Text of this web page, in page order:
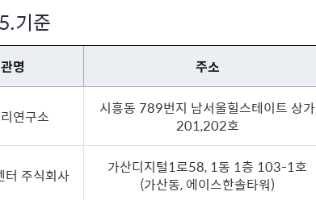
기준
명 주소
연구소
시흥동 789번지 남서울힐스테이트 상가
201,202호
터 주식회사
가산디지털1로58, 1동 1층 103-1호
(가산동, 에이스한솔타워)